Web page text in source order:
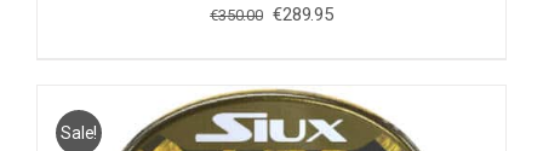
€350.00 Oorspronkelijke
€350.00.
€289.95Huidige
€289.95.
Sale!